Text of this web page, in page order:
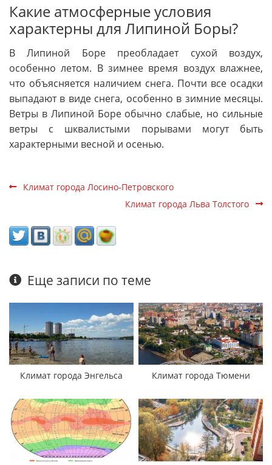
Какие атмосферные условия
характерны для Липиной Боры?
В Липиной Боре преобладает сухой воздух,
особенно летом. В зимнее время воздух влажнее,
что объясняется наличием снега. Почти все осадки
выпадают в виде снега, особенно в зимние месяцы.
Ветры в Липиной Боре обычно слабые, но сильные
ветры с шквалистыми порывами могут быть
характерными весной и осенью.
Климат города Лосино-Петровского
Климат города Льва Толстого
Еще записи по теме
Климат города Энгельса Климат города Тюмени